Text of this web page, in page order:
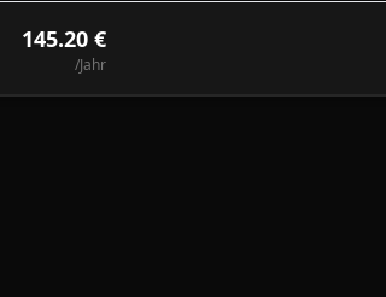
145.20 €
/Jahr